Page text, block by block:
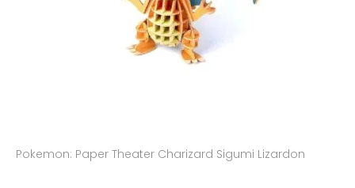
Pokemon: Paper Theater Charizard Sigumi Lizardon